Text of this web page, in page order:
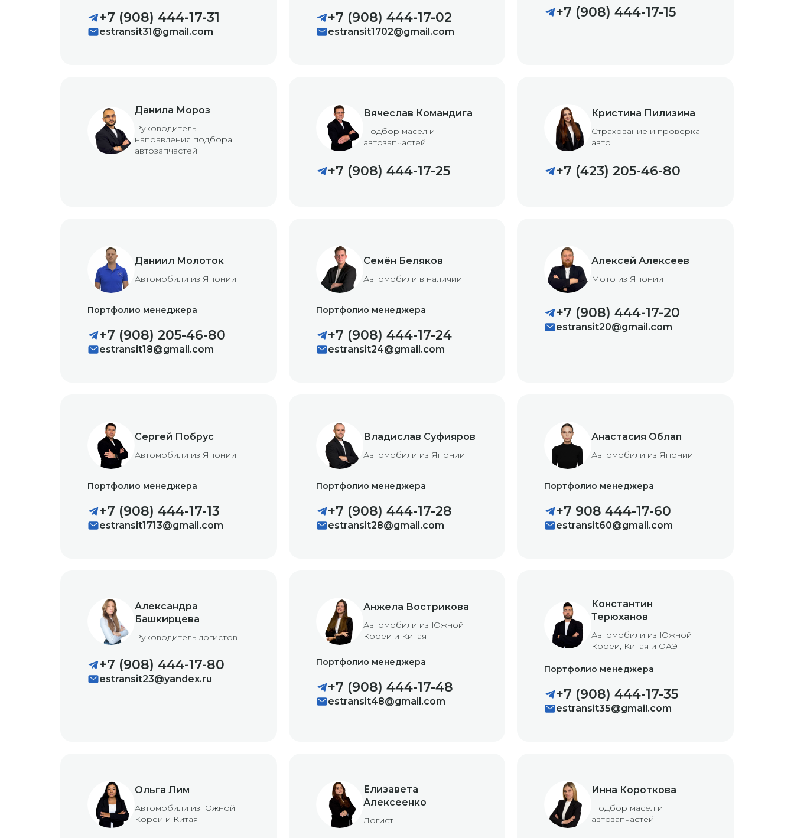
+7 (908) 444-17-31
estransit31@gmail.com
+7 (908) 444-17-02
estransit1702@gmail.com
+7 (908) 444-17-15
Данила Мороз
Руководитель
направления подбора
автозапчастей
Вячеслав Командига
Подбор масел и
автозапчастей
+7 (908) 444-17-25
Кристина Пилизина
Страхование и проверка
авто
+7 (423) 205-46-80
Даниил Молоток
Автомобили из Японии
Портфолио менеджера
+7 (908) 205-46-80
estransit18@gmail.com
Семён Беляков
Автомобили в наличии
Портфолио менеджера
+7 (908) 444-17-24
estransit24@gmail.com
Алексей Алексеев
Мото из Японии
+7 (908) 444-17-20
estransit20@gmail.com
Сергей Побрус
Автомобили из Японии
Портфолио менеджера
+7 (908) 444-17-13
estransit1713@gmail.com
Владислав Суфияров
Автомобили из Японии
Портфолио менеджера
+7 (908) 444-17-28
estransit28@gmail.com
Анастасия Облап
Автомобили из Японии
Портфолио менеджера
+7 908 444-17-60
estransit60@gmail.com
Александра
Башкирцева
Руководитель логистов
+7 (908) 444-17-80
estransit23@yandex.ru
Анжела Вострикова
Автомобили из Южной
Кореи и Китая
Портфолио менеджера
+7 (908) 444-17-48
estransit48@gmail.com
Константин
Терюханов
Автомобили из Южной
Кореи, Китая и ОАЭ
Портфолио менеджера
+7 (908) 444-17-35
estransit35@gmail.com
Ольга Лим
Автомобили из Южной
Кореи и Китая
Елизавета
Алексеенко
Логист
Инна Короткова
Подбор масел и
автозапчастей